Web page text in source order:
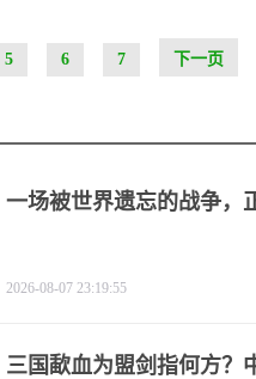
5 6 7 下一页
一场被世界遗忘的战争，
2026-08-07 23:19:55
三国歃血为盟剑指何方？